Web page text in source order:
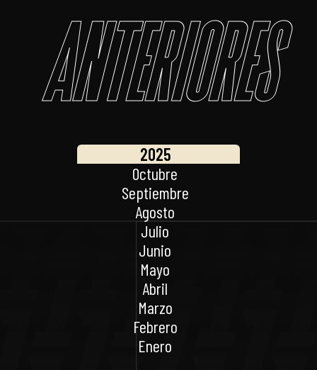
Anteriores
2025
Octubre
Septiembre
Agosto
Julio
Junio
Mayo
Abril
Marzo
Febrero
Enero